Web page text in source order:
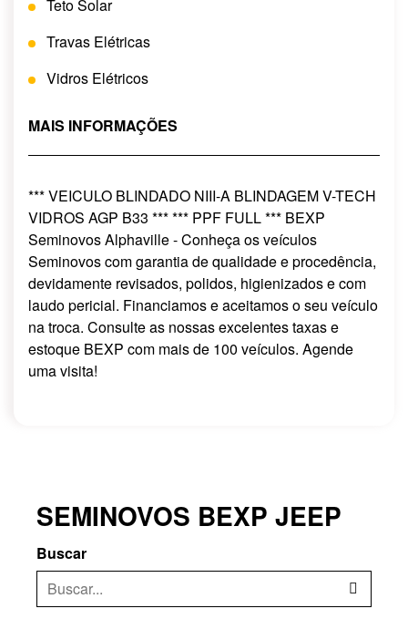
Teto Solar
Travas Elétricas
Vidros Elétricos
MAIS INFORMAÇÕES
*** VEICULO BLINDADO NIII-A BLINDAGEM V-TECH
VIDROS AGP B33 *** *** PPF FULL *** BEXP
Seminovos Alphaville - Conheça os veículos
Seminovos com garantia de qualidade e procedência,
devidamente revisados, polidos, higienizados e com
laudo pericial. Financiamos e aceitamos o seu veículo
na troca. Consulte as nossas excelentes taxas e
estoque BEXP com mais de 100 veículos. Agende
uma visita!
SEMINOVOS BEXP JEEP
Buscar